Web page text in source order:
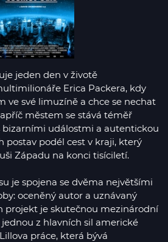
jeden den v životě
Erica Packera, kdy
ve své limuzíně a chce se nechat
městem se stává téměř
bizarními událostmi a autentickou
postav podél cest v kraji, který
Západu na konci tisíciletí.
je spojena se dvěma největšími
oceněný autor a uznávaný
projekt je skutečnou mezinárodní
z hlavních sil americké
práce, která bývá